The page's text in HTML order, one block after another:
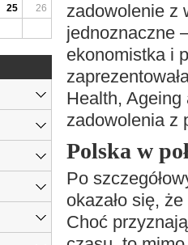
zadowolenie z
jednoznaczne
ekonomistka i
Health,
zadowolenia z
Polska w
Po
okazało się,
Choć
25
26